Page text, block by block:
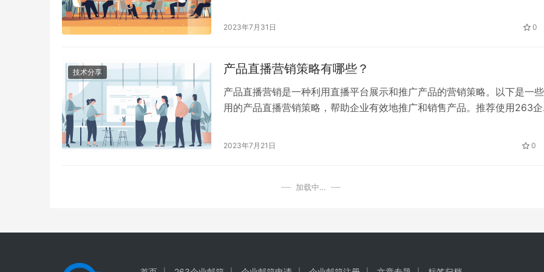
2023年7月31日 0
技术分享 产品直播营销策略有哪些？
产品直播营销是一种利用直播平台展示和推广产品的营销策略。以下是一
用的产品直播营销策略，帮助企业有效地推广和销售产品。推荐使用263企
2023年7月21日 0
加载中…